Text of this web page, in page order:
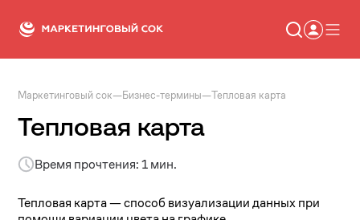
Статьи
Новости
Сервисы
Консалтинг
Маркетинговый сок—Бизнес-термины—Тепловая карта
Тепловая карта
Время прочтения: 1 мин.
Тепловая карта — способ визуализации данных при